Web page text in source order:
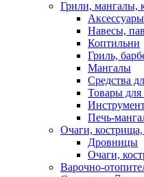
Грили, мангалы,
Навесы,
Коптильни
Гриль,
Мангалы
Средства
Товары для
Печь-
Очаги,
Дровницы
Очаги,
Варочно-